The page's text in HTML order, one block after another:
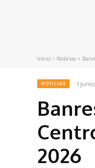
Inicio Noticias
NOTICIAS 1
2026